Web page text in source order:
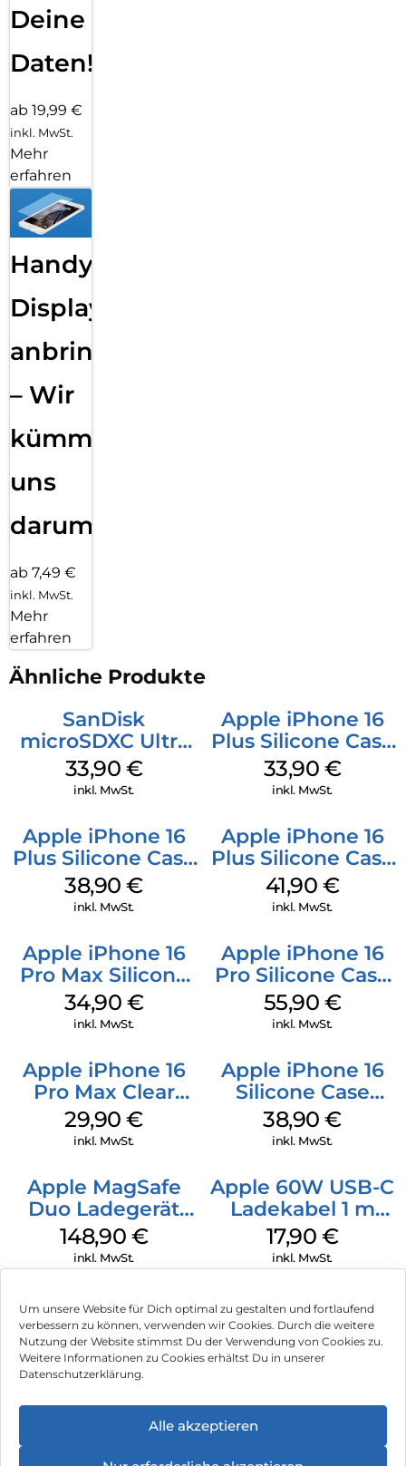
Um unsere Website für Dich optimal zu gestalten und fortlaufend
verbessern zu können, verwenden wir Cookies. Durch die weitere
Nutzung der Website stimmst Du der Verwendung von Cookies zu.
Weitere Informationen zu Cookies erhältst Du in unserer
Datenschutzerklärung.
Alle akzeptieren
Deine
Daten!
ab 19,99 €
inkl. MwSt.
Mehr
erfahren
Handy
Displayfolie
anbringen
– Wir
kümmern
uns
darum!
ab 7,49 €
inkl. MwSt.
Mehr
erfahren
Ähnliche Produkte
SanDisk
microSDXC Ultra
128 GB + Adapter
Mobile
33,90 €
inkl. MwSt.
Apple iPhone 16
Plus Silicone Case
MagSafe Lake
Green
33,90 €
inkl. MwSt.
Apple iPhone 16
Plus Silicone Case
MagSafe Denim
38,90€
inkl. MwSt.
Apple iPhone 16
Plus Silicone Case
MagSafe Stone
Gray
41,90 €
inkl. MwSt.
Apple iPhone 16
Pro Max Silicone
Case MagSafe
Denim
34,90 €
inkl. MwSt.
Apple iPhone 16
Pro Silicone Case
MagSafe Stone
Gray
55,90 €
inkl. MwSt.
Apple iPhone 16
Pro Max Clear
Case MagSafe
Transparent
29,90€
inkl. MwSt.
Apple iPhone 16
Silicone Case
MagSafe
Ultramarine
38,90€
inkl. MwSt.
Apple MagSafe
Duo Ladegerät
Weiß
148,90 €
inkl. MwSt.
Apple 60W USB-C
Ladekabel 1 m
Weiß
17,90 €
inkl. MwSt.
Impressum